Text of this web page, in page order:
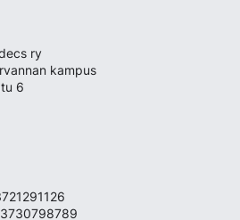
ry
kampus
6